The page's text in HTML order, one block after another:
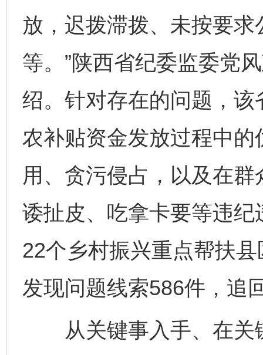
放，迟拨滞拨、未按要求
等。”陕西省纪委监委党
绍。针对存在的问题，
农补贴资金发放过程中
用、贪污侵占，以及在
诿扯皮、吃拿卡要等违
22个乡村振兴重点帮扶
发现问题线索586件，追
从关键事入手、在关